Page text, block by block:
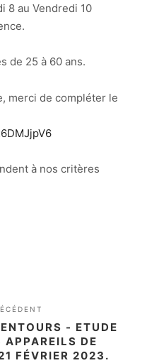
8 au Vendredi 10
de 25 à 60 ans.
merci de compléter le
à nos critères
- ETUDE
APPAREILS DE
FÉVRIER 2023.